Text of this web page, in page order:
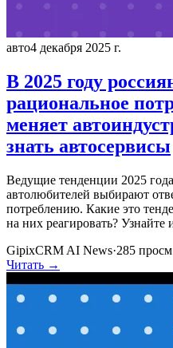
авто4 декабря 2025 г.
В 2025 году
рациональное
меняет
знать автосервисы
Ведущие тенденции 2025
автолюбителей выбирают
потреблению. Какие это
на них реагировать? Узнайте
GipixCRM AI News·285
Читать →